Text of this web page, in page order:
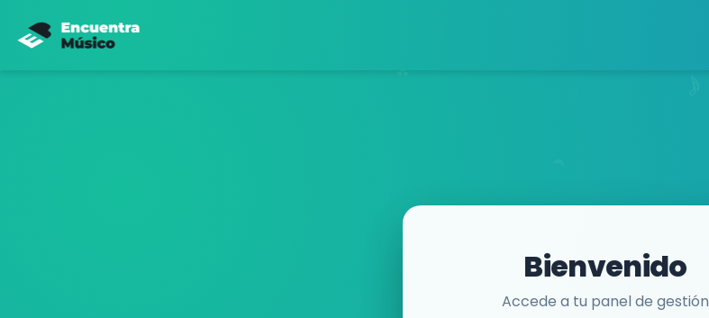
Bienvenido
Accede a tu panel de gestión